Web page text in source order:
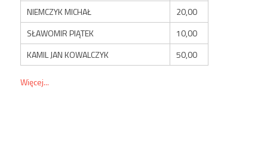
NIEMCZYK MICHAŁ
20,00
SŁAWOMIR PIĄTEK
10,00
KAMIL JAN KOWALCZYK
50,00
Więcej...